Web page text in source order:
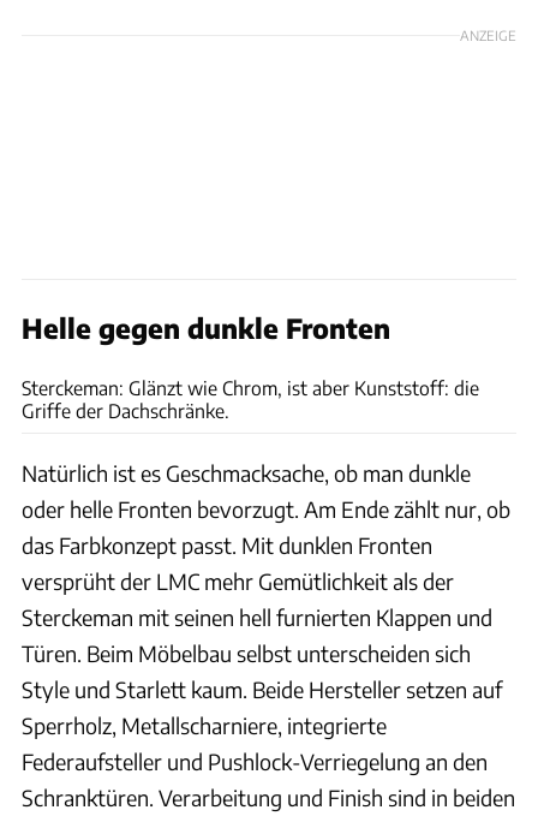
ANZEIGE
Helle gegen dunkle Fronten
Sterckeman: Glänzt wie Chrom, ist aber Kunststoff: die
Griffe der Dachschränke.
Natürlich ist es Geschmacksache, ob man dunkle
oder helle Fronten bevorzugt. Am Ende zählt nur, ob
das Farbkonzept passt. Mit dunklen Fronten
versprüht der LMC mehr Gemütlichkeit als der
Sterckeman mit seinen hell furnierten Klappen und
Türen. Beim Möbelbau selbst unterscheiden sich
Style und Starlett kaum. Beide Hersteller setzen auf
Sperrholz, Metallscharniere, integrierte
Federaufsteller und Pushlock-Verriegelung an den
Schranktüren. Verarbeitung und Finish sind in beiden